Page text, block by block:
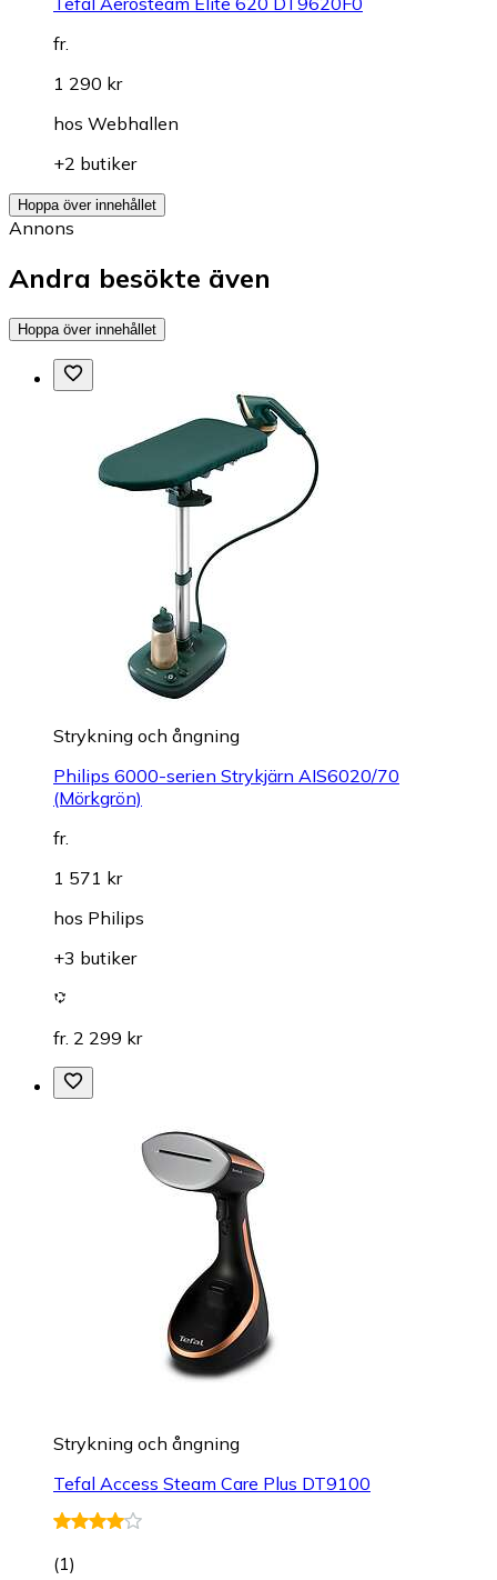
fr.
1 290 kr
hos Webhallen
+2 butiker
Hoppa över innehållet
Annons
Andra besökte även
Hoppa över innehållet
Strykning och ångning
Philips 6000-serien Strykjärn AIS6020/70
(Mörkgrön)
fr.
1 571 kr
hos Philips
+3 butiker
fr. 2 299 kr
Strykning och ångning
Tefal Access Steam Care Plus DT9100
(1)